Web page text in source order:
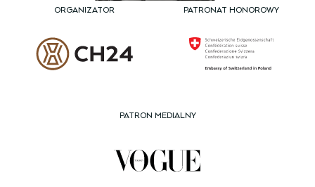
ORGANIZATOR PATRONAT HONOROWY
PATRON MEDIALNY